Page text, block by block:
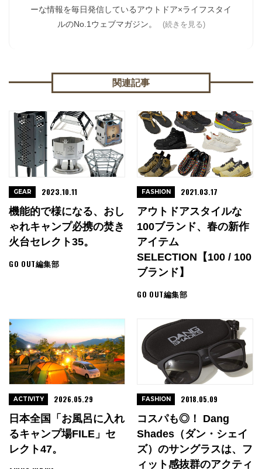
ーな情報を毎日発信しているアウトドア×ライフスタイ
ルのNo.1ウェブマガジン。
(続きを見る)
関連記事
機能的で様になる、おし
ゃれキャンプ必携の焚き
火台セレクト35。
GO OUT編集部
GEAR 2023.10.11
アウトドアスタイルな
100ブランド、春の新作
アイテム
SELECTION【100 / 100
ブランド】
GO OUT編集部
FASHION 2021.03.17
日本全国「お風呂に入れ
るキャンプ場FILE」セ
レクト47。
ACTIVITY 2026.05.29
コスパも◎！ Dang
Shades（ダン・シェイ
ズ）のサングラスは、フ
ィット感抜群のアクティ
FASHION 2018.05.09